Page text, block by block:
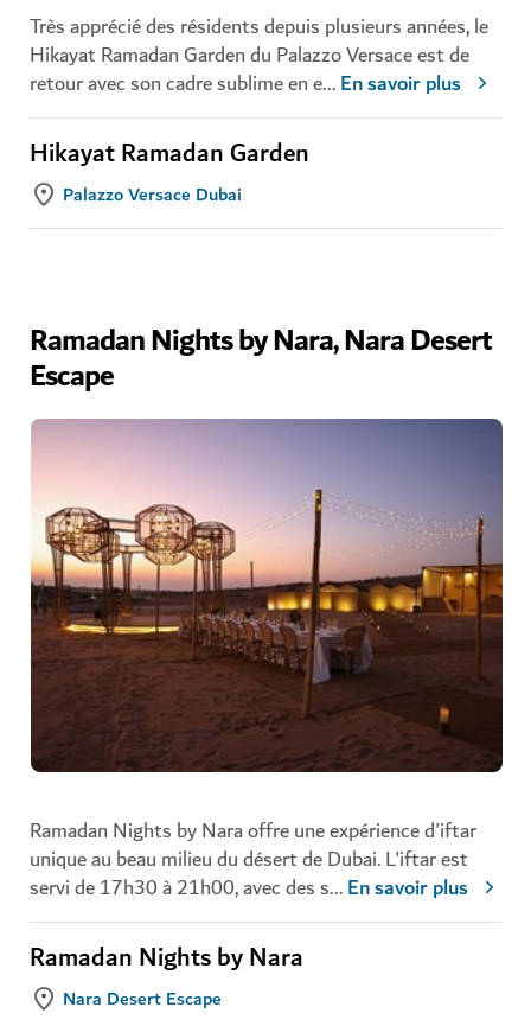
Très apprécié des résidents depuis plusieurs années, le
Hikayat Ramadan Garden du Palazzo Versace est de
retour avec son cadre sublime en e...En savoir plus
Hikayat Ramadan Garden
Palazzo Versace Dubai
Ramadan Nights by Nara, Nara Desert
Escape
Ramadan Nights by Nara offre une expérience d'iftar
unique au beau milieu du désert de Dubai. L'iftar est
servi de 17h30 à 21h00, avec des s...En savoir plus
Ramadan Nights by Nara
Nara Desert Escape